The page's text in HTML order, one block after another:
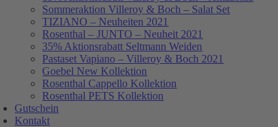
Sommeraktion Villeroy & Boch – Salat Set
TIZIANO – Neuheiten 2021
Rosenthal – JUNTO – Neuheit 2021
35% Aktionsrabatt Seltmann Weiden
Pastaset Vapiano – Villeroy & Boch 2021
Goebel New Kollektion
Rosenthal Cappello Kollektion
Rosenthal PETS Kollektion
Gutschein
Kontakt